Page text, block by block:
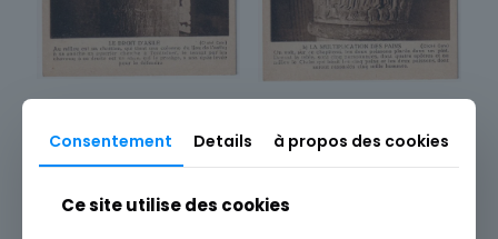
Carte postale le droit
2,00€
Ajouter au panier
multiplication des pains
église saint Nectaire
2,00€
Consentement Details à propos des cookies
Ce site utilise des cookies